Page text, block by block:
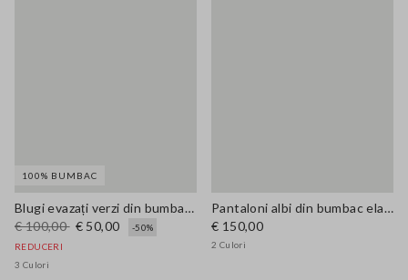
100% BUMBAC
Blugi evazați verzi din bumbac pur, cu croială regular și picior larg
€ 100,00 € 50,00
-50%
REDUCERI
3 Culori
Pantaloni albi din bumbac elastic croi drept
€ 150,00
2 Culori